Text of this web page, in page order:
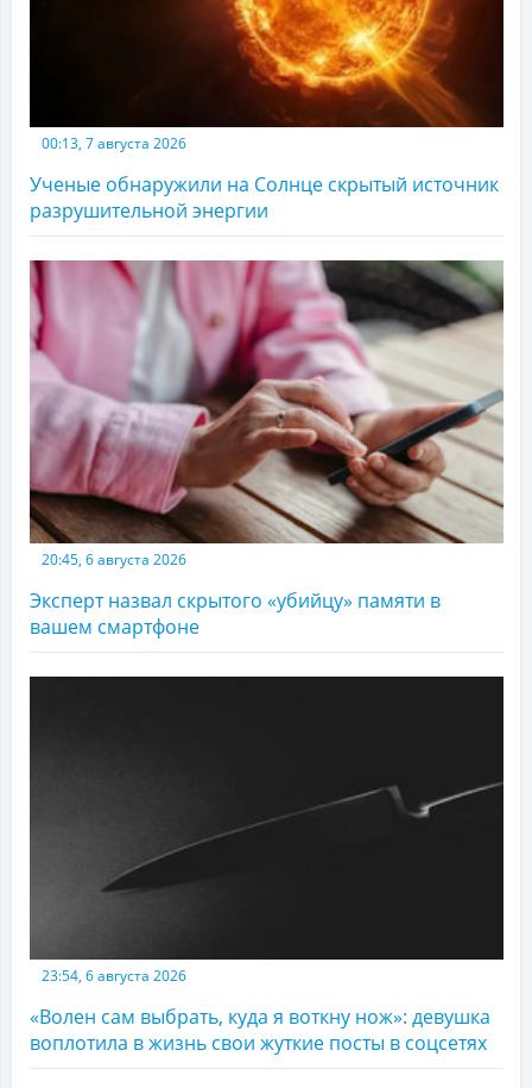
00:13, 7 августа 2026
Ученые обнаружили на Солнце скрытый источник
разрушительной энергии
20:45, 6 августа 2026
Эксперт назвал скрытого «убийцу» памяти в
вашем смартфоне
23:54, 6 августа 2026
«Волен сам выбрать, куда я воткну нож»: девушка
воплотила в жизнь свои жуткие посты в соцсетях